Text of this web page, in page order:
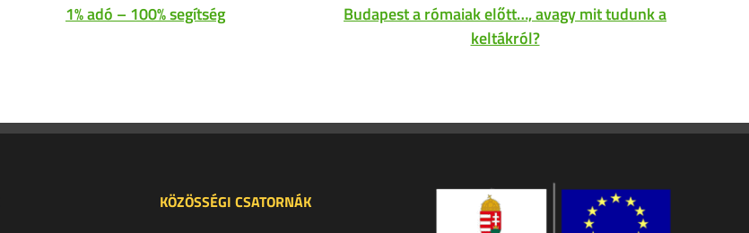
1% adó – 100% segítség
Budapest a rómaiak előtt…, avagy mit tudunk a
keltákról?
KÖZÖSSÉGI CSATORNÁK